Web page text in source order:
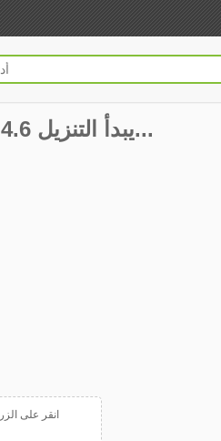
Calendar Pro - Keep Notify 4.6 يبدأ التنزيل...
انقر على